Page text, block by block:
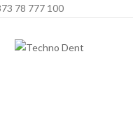
78 777 100